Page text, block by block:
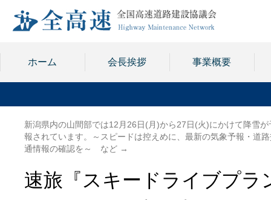
ホーム 会長挨拶 事業概要
新潟県内の山間部では12月26日(月)から27日(火)にかけて降雪が
報されています。～スピードは控えめに、最新の気象予報・道
通情報の確認を～ など →
速旅『スキードライブプラ